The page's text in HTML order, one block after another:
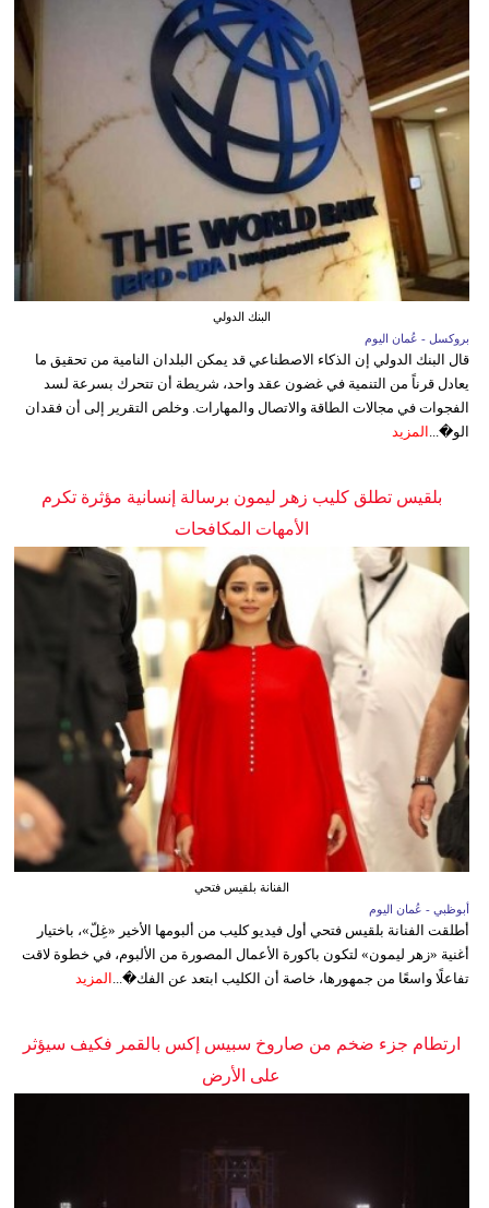
البنك الدولي
بروكسل - عُمان اليوم
قال البنك الدولي إن الذكاء الاصطناعي قد يمكن البلدان النامية من تحقيق ما
يعادل قرناً من التنمية في غضون عقد واحد، شريطة أن تتحرك بسرعة لسد
الفجوات في مجالات الطاقة والاتصال والمهارات. وخلص التقرير إلى أن فقدان
الو�... المزيد
بلقيس تطلق كليب زهر ليمون برسالة إنسانية مؤثرة تكرم
الأمهات المكافحات
الفنانة بلقيس فتحي
أبوظبي - عُمان اليوم
أطلقت الفنانة بلقيس فتحي أول فيديو كليب من ألبومها الأخير «غِلّ»، باختيار
أغنية «زهر ليمون» لتكون باكورة الأعمال المصورة من الألبوم، في خطوة لاقت
تفاعلًا واسعًا من جمهورها، خاصة أن الكليب ابتعد عن الفك�...
المزيد
ارتطام جزء ضخم من صاروخ سبيس إكس بالقمر فكيف سيؤثر
على الأرض